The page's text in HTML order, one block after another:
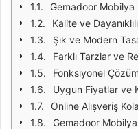
Gemadoor Mobilya
Kalite ve
Şık ve Modern
Farklı Tarzlar ve
Fonksiyonel
Uygun Fiyatlar ve
Online Alışveriş
Gemadoor